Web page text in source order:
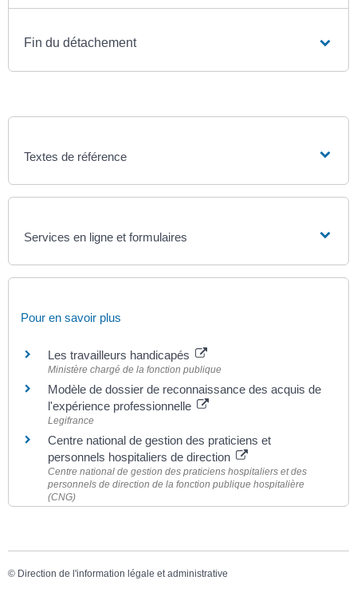
Fin du détachement
Textes de référence
Services en ligne et formulaires
Pour en savoir plus
Les travailleurs handicapés
Ministère chargé de la fonction publique
Modèle de dossier de reconnaissance des acquis de
l'expérience professionnelle
Legifrance
Centre national de gestion des praticiens et
personnels hospitaliers de direction
Centre national de gestion des praticiens hospitaliers et des
personnels de direction de la fonction publique hospitalière
(CNG)
© Direction de l'information légale et administrative